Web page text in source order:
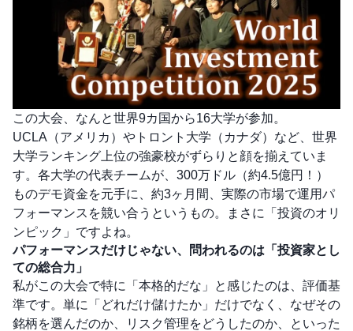
この大会、なんと世界9カ国から16大学が参加。
UCLA（アメリカ）やトロント大学（カナダ）など、世界
大学ランキング上位の強豪校がずらりと顔を揃えていま
す。各大学の代表チームが、300万ドル（約4.5億円！）
ものデモ資金を元手に、約3ヶ月間、実際の市場で運用パ
フォーマンスを競い合うというもの。まさに「投資のオリ
ンピック」ですよね。
パフォーマンスだけじゃない、問われるのは「投資家とし
ての総合力」
私がこの大会で特に「本格的だな」と感じたのは、評価基
準です。単に「どれだけ儲けたか」だけでなく、なぜその
銘柄を選んだのか、リスク管理をどうしたのか、といった